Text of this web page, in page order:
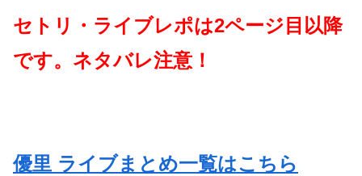
セトリ・ライブレポは2ページ目以降
です。ネタバレ注意！
優里 ライブまとめ一覧はこちら